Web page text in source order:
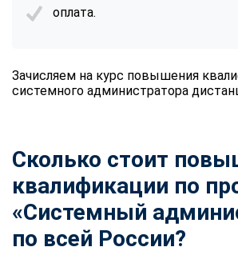
оплата.
Зачисляем на курс повышения
системного администратора
Сколько стоит
квалификации по
«Системный
по всей России?